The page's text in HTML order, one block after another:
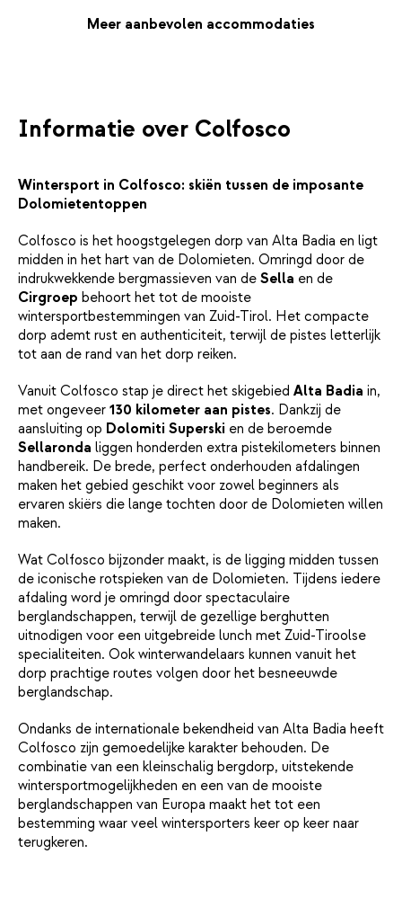
eigen wijnkelder. Heb je behoefte aan wat ontspanning na je
Meer aanbevolen accommodaties
Informatie over Colfosco
Wintersport in Colfosco: skiën tussen de imposante
Dolomietentoppen
Colfosco is het hoogstgelegen dorp van Alta Badia en ligt
midden in het hart van de Dolomieten. Omringd door de
indrukwekkende bergmassieven van de Sella en de
Cirgroep behoort het tot de mooiste
wintersportbestemmingen van Zuid-Tirol. Het compacte
dorp ademt rust en authenticiteit, terwijl de pistes letterlijk
tot aan de rand van het dorp reiken.
Vanuit Colfosco stap je direct het skigebied Alta Badia in,
met ongeveer 130 kilometer aan pistes. Dankzij de
aansluiting op Dolomiti Superski en de beroemde
Sellaronda liggen honderden extra pistekilometers binnen
handbereik. De brede, perfect onderhouden afdalingen
maken het gebied geschikt voor zowel beginners als
ervaren skiërs die lange tochten door de Dolomieten willen
maken.
Wat Colfosco bijzonder maakt, is de ligging midden tussen
de iconische rotspieken van de Dolomieten. Tijdens iedere
afdaling word je omringd door spectaculaire
berglandschappen, terwijl de gezellige berghutten
uitnodigen voor een uitgebreide lunch met Zuid-Tiroolse
specialiteiten. Ook winterwandelaars kunnen vanuit het
dorp prachtige routes volgen door het besneeuwde
berglandschap.
Ondanks de internationale bekendheid van Alta Badia heeft
Colfosco zijn gemoedelijke karakter behouden. De
combinatie van een kleinschalig bergdorp, uitstekende
wintersportmogelijkheden en een van de mooiste
berglandschappen van Europa maakt het tot een
bestemming waar veel wintersporters keer op keer naar
terugkeren.